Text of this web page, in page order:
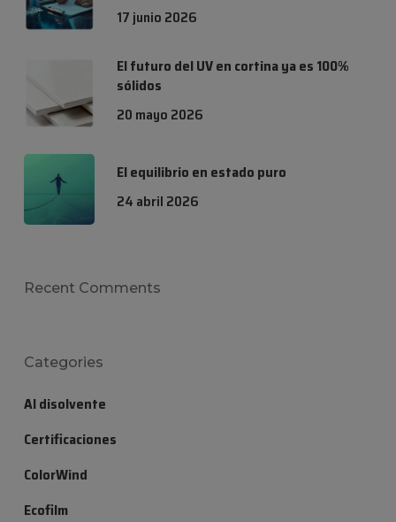
17 junio 2026
El futuro del UV en cortina ya es 100%
sólidos
20 mayo 2026
El equilibrio en estado puro
24 abril 2026
Recent Comments
Categories
Al disolvente
Certificaciones
ColorWind
Ecofilm